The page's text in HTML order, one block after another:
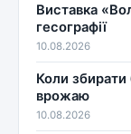
Виставка
гесографії
10.08.2026
Коли збирати
врожаю
10.08.2026